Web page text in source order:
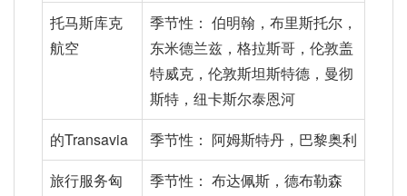
托马斯库克
航空
季节性： 伯明翰，布里斯托尔，
东米德兰兹，格拉斯哥，伦敦盖
特威克，伦敦斯坦斯特德，曼彻
斯特，纽卡斯尔泰恩河
的Transavia
季节性： 阿姆斯特丹，巴黎奥利
旅行服务匈
季节性： 布达佩斯，德布勒森